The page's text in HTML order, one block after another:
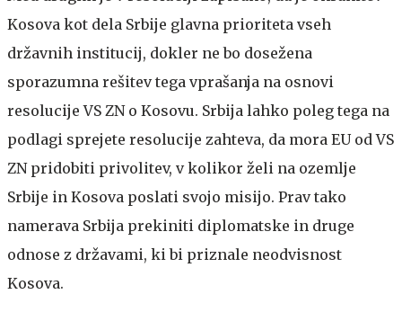
Kosova kot dela Srbije glavna prioriteta vseh
državnih institucij, dokler ne bo dosežena
sporazumna rešitev tega vprašanja na osnovi
resolucije VS ZN o Kosovu. Srbija lahko poleg tega na
podlagi sprejete resolucije zahteva, da mora EU od VS
ZN pridobiti privolitev, v kolikor želi na ozemlje
Srbije in Kosova poslati svojo misijo. Prav tako
namerava Srbija prekiniti diplomatske in druge
odnose z državami, ki bi priznale neodvisnost
Kosova.